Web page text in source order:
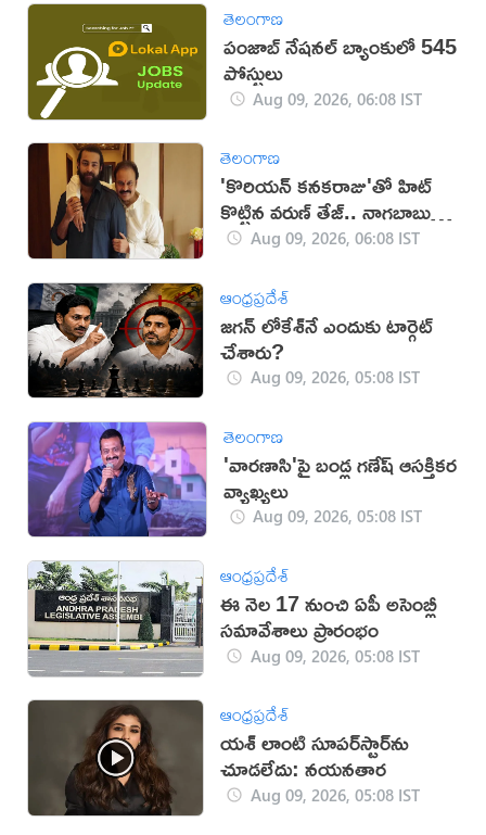
తెలంగాణ
పంజాబ్ నేషనల్ బ్యాంకులో 545
పోస్టులు
Aug 09, 2026, 06:08 IST
తెలంగాణ
'కొరియన్ కనకరాజు'తో హిట్
కొట్టిన వరుణ్ తేజ్.. నాగబాబు
ఎమోషనల్ పోస్ట్
Aug 09, 2026, 06:08 IST
ఆంధ్రప్రదేశ్
జగన్ లోకేశ్‌నే ఎందుకు టార్గెట్
చేశారు?
Aug 09, 2026, 05:08 IST
తెలంగాణ
'వారణాసి'పై బండ్ల గణేష్ ఆసక్తికర
వ్యాఖ్యలు
Aug 09, 2026, 05:08 IST
ఆంధ్రప్రదేశ్
ఈ నెల 17 నుంచి ఏపీ అసెంబ్లీ
సమావేశాలు ప్రారంభం
Aug 09, 2026, 05:08 IST
ఆంధ్రప్రదేశ్
యశ్ లాంటి సూపర్‌స్టార్‌ను
చూడలేదు: నయనతార
Aug 09, 2026, 05:08 IST